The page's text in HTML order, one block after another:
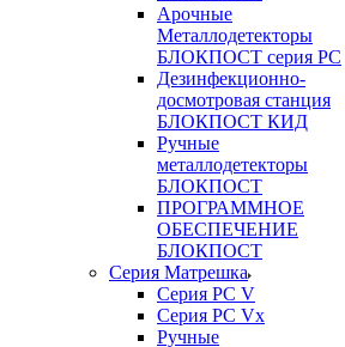
Арочные
Металлодетекторы
БЛОКПОСТ серия РС
Дезинфекционно-
досмотровая станция
БЛОКПОСТ КИД
Ручные
металлодетекторы
БЛОКПОСТ
ПРОГРАММНОЕ
ОБЕСПЕЧЕНИЕ
БЛОКПОСТ
Серия Матрешка
Серия PC V
Серия PC Vx
Ручные